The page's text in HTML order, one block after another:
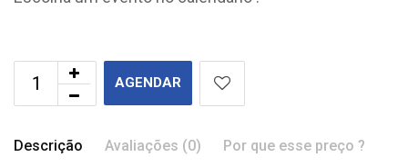
AGENDAR
Descrição Avaliações (0) Por que esse preço ?